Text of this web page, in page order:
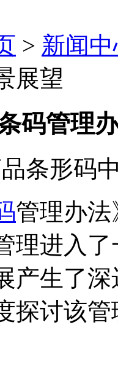
> 新闻
展望
码管理
条形码
管理办
理进入
产生了
探讨该